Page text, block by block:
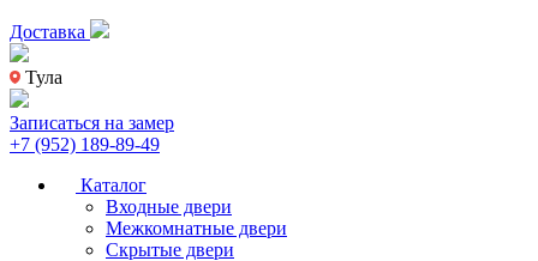
Доставка
Тула
Записаться на замер
+7 (952) 189-89-49
Каталог
Входные двери
Межкомнатные двери
Скрытые двери